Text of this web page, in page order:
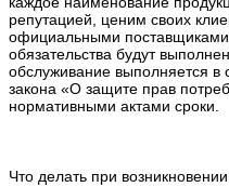
репутацией, ценим своих
официальными
обязательства будут
обслуживание выполняется в
закона «О защите прав
нормативными актами сроки.
Что делать при